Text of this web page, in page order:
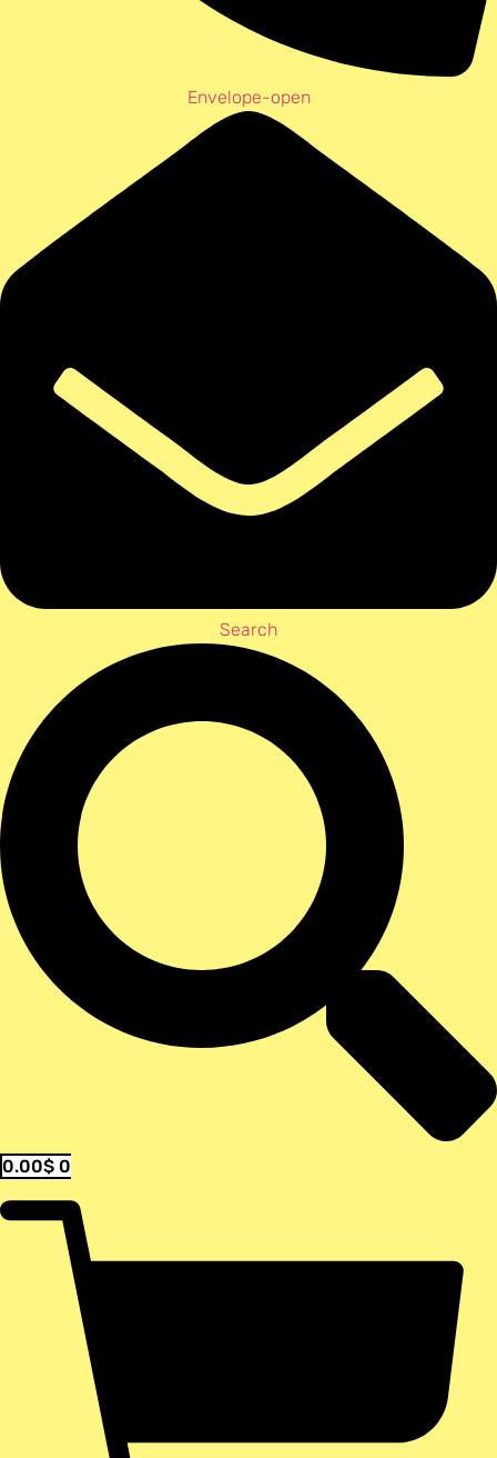
Envelope-open
Search
0.00$ 0